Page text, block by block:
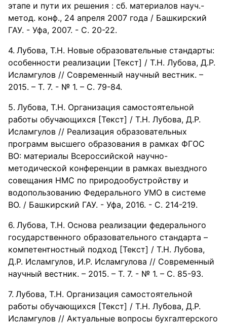
этапе и пути их решения : сб. материалов науч.-
метод. конф., 24 апреля 2007 года / Башкирский
ГАУ. - Уфа, 2007. - С. 20-22.
Лубова, Т.Н. Новые образовательные стандарты:
особенности реализации [Текст] / Т.Н. Лубова, Д.Р.
Исламгулов // Современный научный вестник. –
2015. – Т. 7. - № 1. – С. 79-84.
Лубова, Т.Н. Организация самостоятельной
работы обучающихся [Текст] / Т.Н. Лубова, Д.Р.
Исламгулов // Реализация образовательных
программ высшего образования в рамках ФГОС
ВО: материалы Всероссийской научно-
методической конференции в рамках выездного
совещания НМС по природообустройству и
водопользованию Федерального УМО в системе
ВО. / Башкирский ГАУ. - Уфа, 2016. - С. 214-219.
Лубова, Т.Н. Основа реализации федерального
государственного образовательного стандарта –
компетентностный подход [Текст] / Т.Н. Лубова,
Д.Р. Исламгулов, И.Р. Исламгулова // Современный
научный вестник. – 2015. – Т. 7. - № 1. – С. 85-93.
Лубова, Т.Н. Организация самостоятельной
работы обучающихся [Текст] / Т.Н. Лубова, Д.Р.
Исламгулов // Актуальные вопросы бухгалтерского